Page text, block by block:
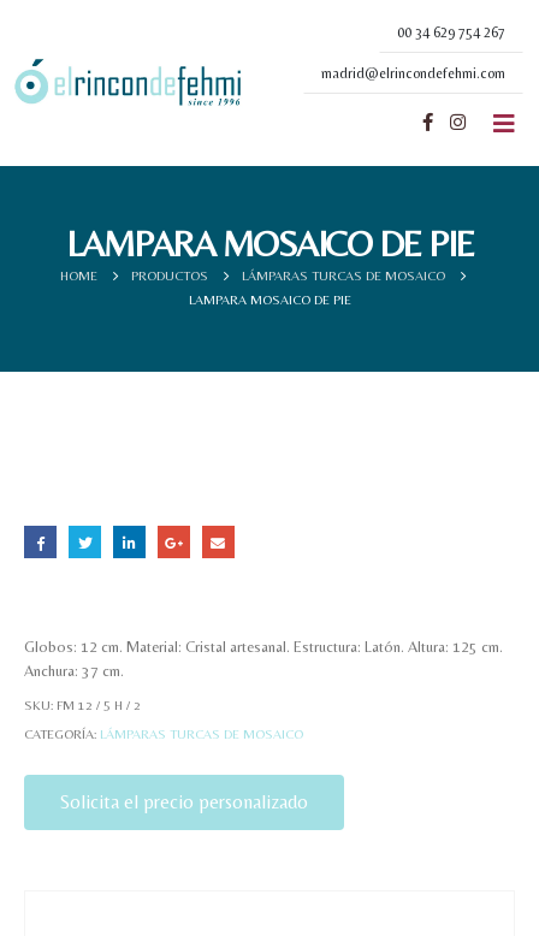
00 34 629 754 267
madrid@elrincondefehmi.com
LAMPARA MOSAICO DE PIE
HOME PRODUCTOS
LÁMPARAS TURCAS DE MOSAICO
LAMPARA MOSAICO DE PIE
Globos: 12 cm. Material: Cristal artesanal. Estructura: Latón. Altura: 125 cm.
Anchura: 37 cm.
SKU: FM 12 / 5 H / 2
CATEGORÍA: LÁMPARAS TURCAS DE MOSAICO
Solicita el precio personalizado